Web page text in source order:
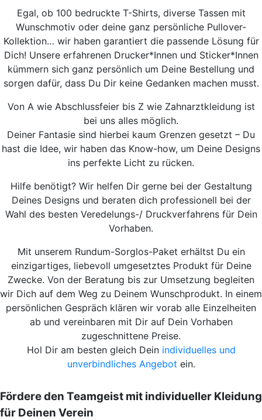
Egal, ob 100 bedruckte T-Shirts, diverse Tassen mit
Wunschmotiv oder deine ganz persönliche Pullover-
Kollektion… wir haben garantiert die passende Lösung für
Dich! Unsere erfahrenen Drucker*Innen und Sticker*Innen
kümmern sich ganz persönlich um Deine Bestellung und
sorgen dafür, dass Du Dir keine Gedanken machen musst.
Von A wie Abschlussfeier bis Z wie Zahnarztkleidung ist
bei uns alles möglich.
Deiner Fantasie sind hierbei kaum Grenzen gesetzt – Du
hast die Idee, wir haben das Know-how, um Deine Designs
ins perfekte Licht zu rücken.
Hilfe benötigt? Wir helfen Dir gerne bei der Gestaltung
Deines Designs und beraten dich professionell bei der
Wahl des besten Veredelungs-/ Druckverfahrens für Dein
Vorhaben.
Mit unserem Rundum-Sorglos-Paket erhältst Du ein
einzigartiges, liebevoll umgesetztes Produkt für Deine
Zwecke. Von der Beratung bis zur Umsetzung begleiten
wir Dich auf dem Weg zu Deinem Wunschprodukt. In einem
persönlichen Gespräch klären wir vorab alle Einzelheiten
ab und vereinbaren mit Dir auf Dein Vorhaben
zugeschnittene Preise.
Hol Dir am besten gleich Dein individuelles und
unverbindliches Angebot ein.
Fördere den Teamgeist mit individueller Kleidung
für Deinen Verein